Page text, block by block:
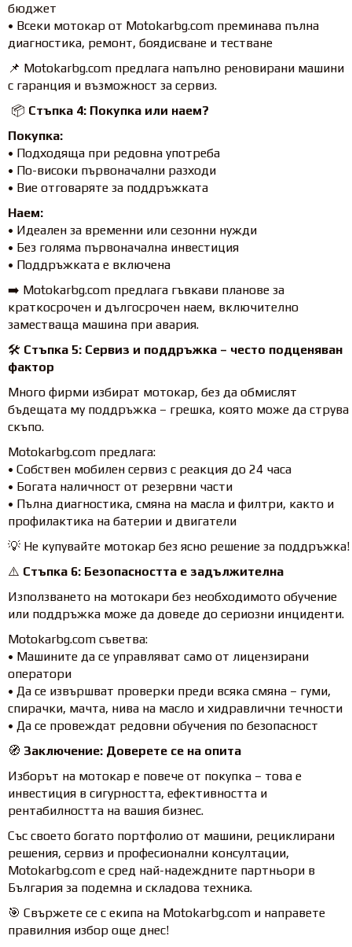
бюджет
• Всеки мотокар от Motokarbg.com преминава пълна
диагностика, ремонт, боядисване и тестване
📌 Motokarbg.com предлага напълно реновирани машини
с гаранция и възможност за сервиз.
📦 Стъпка 4: Покупка или наем?
Покупка:
• Подходяща при редовна употреба
• По-високи първоначални разходи
• Вие отговаряте за поддръжката
Наем:
• Идеален за временни или сезонни нужди
• Без голяма първоначална инвестиция
• Поддръжката е включена
➡️ Motokarbg.com предлага гъвкави планове за
краткосрочен и дългосрочен наем, включително
заместваща машина при авария.
🛠️ Стъпка 5: Сервиз и поддръжка – често подценяван
фактор
Много фирми избират мотокар, без да обмислят
бъдещата му поддръжка – грешка, която може да струва
скъпо.
Motokarbg.com предлага:
• Собствен мобилен сервиз с реакция до 24 часа
• Богата наличност от резервни части
• Пълна диагностика, смяна на масла и филтри, както и
профилактика на батерии и двигатели
💡 Не купувайте мотокар без ясно решение за поддръжка!
⚠️ Стъпка 6: Безопасността е задължителна
Използването на мотокари без необходимото обучение
или поддръжка може да доведе до сериозни инциденти.
Motokarbg.com съветва:
• Машините да се управляват само от лицензирани
оператори
• Да се извършват проверки преди всяка смяна – гуми,
спирачки, мачта, нива на масло и хидравлични течности
• Да се провеждат редовни обучения по безопасност
🧭 Заключение: Доверете се на опита
Изборът на мотокар е повече от покупка – това е
инвестиция в сигурността, ефективността и
рентабилността на вашия бизнес.
Със своето богато портфолио от машини, рециклирани
решения, сервиз и професионални консултации,
Motokarbg.com е сред най-надеждните партньори в
България за подемна и складова техника.
🎯 Свържете се с екипа на Motokarbg.com и направете
правилния избор още днес!